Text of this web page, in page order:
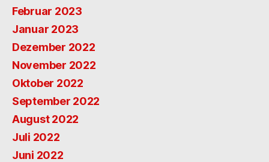
Februar 2023
Januar 2023
Dezember 2022
November 2022
Oktober 2022
September 2022
August 2022
Juli 2022
Juni 2022